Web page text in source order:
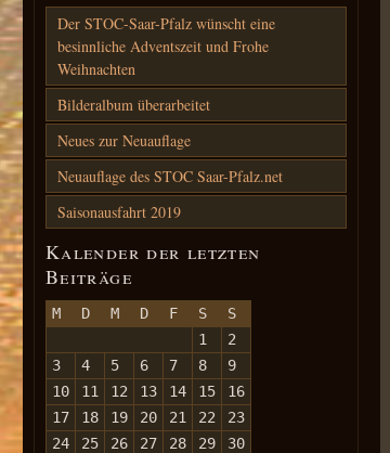
Der STOC-Saar-Pfalz wünscht eine
besinnliche Adventszeit und Frohe
Weihnachten
Bilderalbum überarbeitet
Neues zur Neuauflage
Neuauflage des STOC Saar-Pfalz.net
Saisonausfahrt 2019
Kalender der letzten
Beiträge
M D M D F S
S
1
2
3
4 5 6 7 8
9
10
11 12 13 14 15
16
17
18 19 20 21 22
23
24
25 26 27 28 29
30